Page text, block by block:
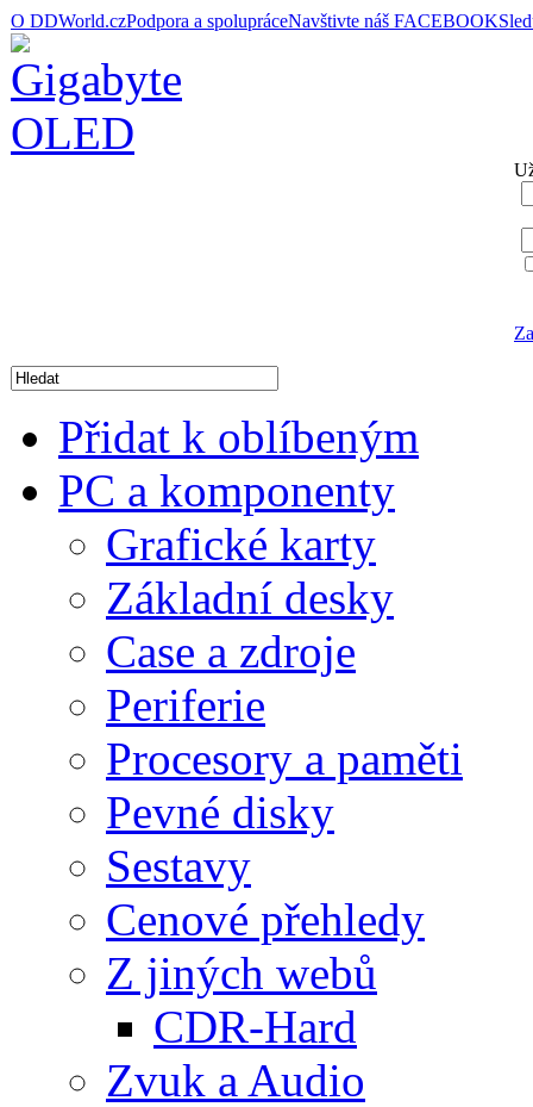
O DDWorld.czPodpora a spolupráceNavštivte náš FACEBOOK
Přidat k oblíbeným
PC a komponenty
Grafické karty
Základní desky
Case a zdroje
Periferie
Procesory a paměti
Pevné disky
Sestavy
Cenové přehledy
Z jiných webů
CDR-Hard
Zvuk a Audio